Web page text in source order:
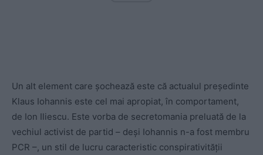
Un alt element care șochează este că actualul președinte
Klaus Iohannis este cel mai apropiat, în comportament,
de Ion Iliescu. Este vorba de secretomania preluată de la
vechiul activist de partid – deși Iohannis n-a fost membru
PCR –, un stil de lucru caracteristic conspirativității